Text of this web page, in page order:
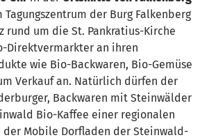
der Burg Falkenberg
rund um die St. Pankratius-Kirche
Direktvermarkter an ihren
wie Bio-Backwaren, Bio-Gemüse
Verkauf an. Natürlich dürfen der
Backwaren mit Steinwälder
Bio-Kaffee einer regionalen
der Mobile Dorfladen der Steinwald-